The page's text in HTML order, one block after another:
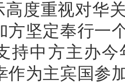
高度重视对华
方坚定奉行一
持中方主办
作为主宾国参